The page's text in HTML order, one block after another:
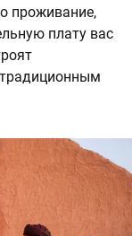
проживание,
плату вас